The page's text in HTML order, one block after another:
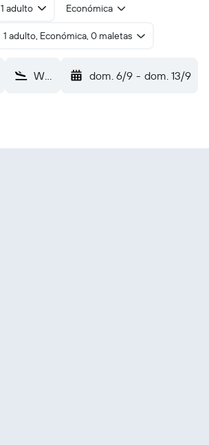
1 adulto Económica
1 adulto, Económica, 0 maletas
Wainwright (AIN) dom. 6/9 - dom. 13/9